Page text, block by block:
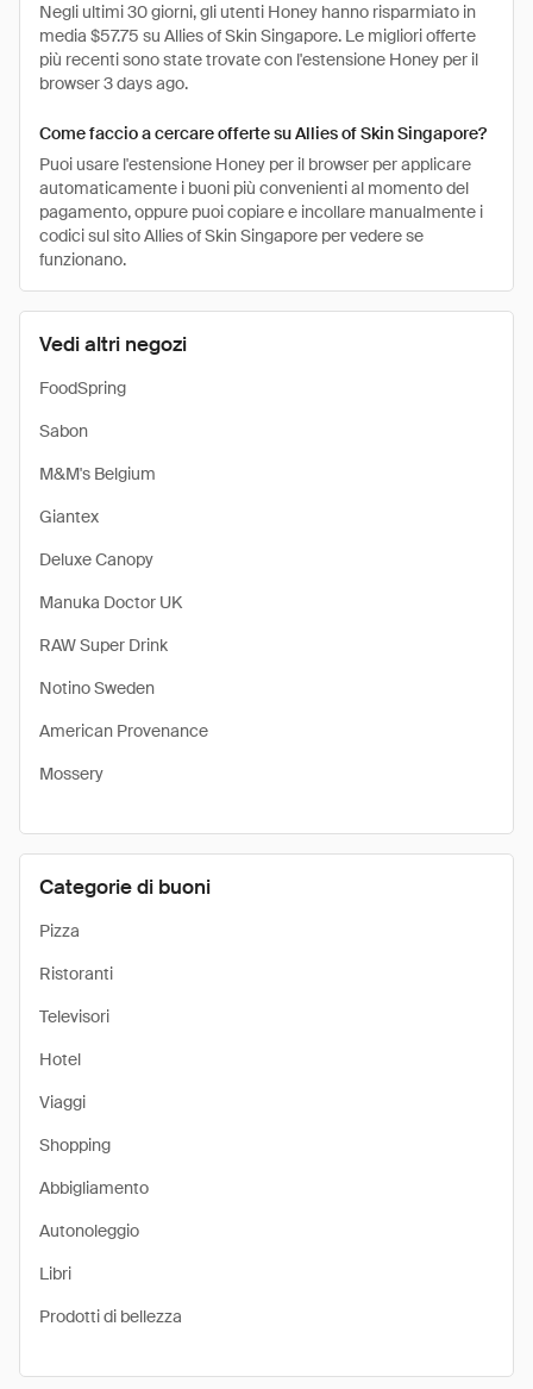
Vedi altri negozi
FoodSpring
Sabon
M&M's Belgium
Giantex
Deluxe Canopy
Manuka Doctor UK
RAW Super Drink
Notino Sweden
American Provenance
Mossery
Categorie di buoni
Pizza
Ristoranti
Televisori
Hotel
Viaggi
Shopping
Abbigliamento
Autonoleggio
Libri
Prodotti di bellezza
Negli ultimi 30 giorni, gli utenti Honey hanno risparmiato in
media $57.75 su Allies of Skin Singapore. Le migliori offerte
più recenti sono state trovate con l'estensione Honey per il
browser 3 days ago.
Come faccio a cercare offerte su Allies of Skin Singapore?
Puoi usare l'estensione Honey per il browser per applicare
automaticamente i buoni più convenienti al momento del
pagamento, oppure puoi copiare e incollare manualmente i
codici sul sito Allies of Skin Singapore per vedere se
funzionano.